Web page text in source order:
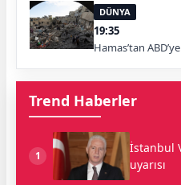
DÜNYA
19:35
Hamas’tan
Trend Haberler
1
İstanbul
uyarısı